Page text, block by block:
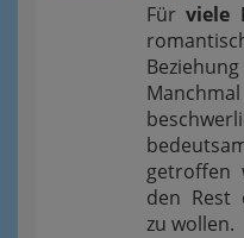
Fürviele
getroffen
den Rest
zu wollen.